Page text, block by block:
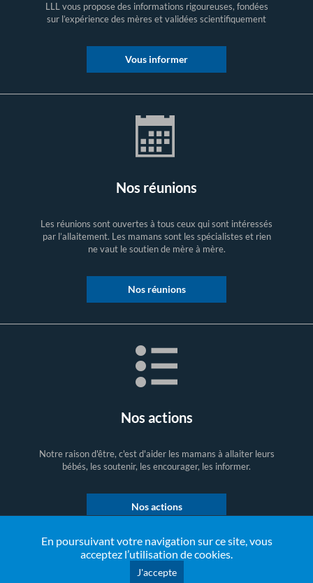
En poursuivant votre navigation sur ce site, vous
acceptez l’utilisation de cookies.
J'accepte
LLL vous propose des informations rigoureuses, fondées
sur l’expérience des mères et validées scientifiquement
Vous informer
Nos réunions
Les réunions sont ouvertes à tous ceux qui sont intéressés
par l’allaitement. Les mamans sont les spécialistes et rien
ne vaut le soutien de mère à mère.
Nos réunions
Nos actions
Notre raison d'être, c'est d'aider les mamans à allaiter leurs
bébés, les soutenir, les encourager, les informer.
Nos actions